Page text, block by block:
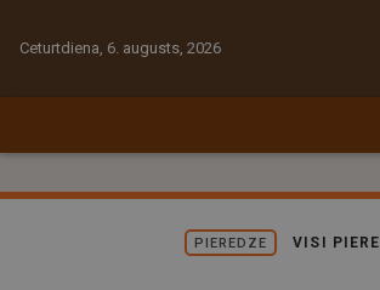
Ceturtdiena, 6. augusts, 2026
PIEREDZE VISI